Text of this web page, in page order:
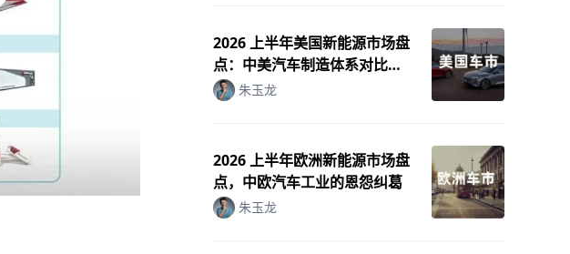
2026 上半年美国新能源市场盘
点：中美汽车制造体系对比分
析
朱玉龙
2026 上半年欧洲新能源市场盘
点，中欧汽车工业的恩怨纠葛
朱玉龙